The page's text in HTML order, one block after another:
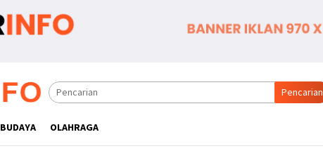
Pencarian
BUDAYA OLAHRAGA